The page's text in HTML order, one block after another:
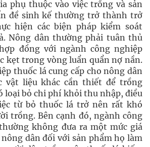
phụ thuộc vào việc trồng và sản
đề sinh kế thường trở thành trở
hiện các biện pháp kiểm soát
Nông dân thường phải tuân thủ
đồng với ngành công nghiệp
kẹt trong vòng luẩn quẩn nợ nần.
thuốc lá cung cấp cho nông dân
vật liệu khác cần thiết để trồng
loại bỏ chi phí khỏi thu nhập, điều
từ bỏ thuốc lá trở nên rất khó
trồng. Bên cạnh đó, ngành công
không đưa ra một mức giá
dân đối với sản phẩm họ làm